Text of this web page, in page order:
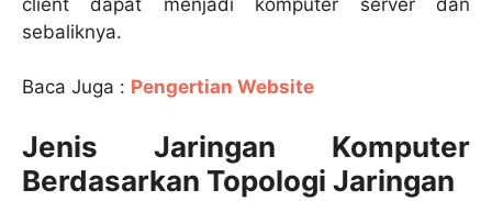
sebaliknya.
Baca Juga : Pengertian Website
Jenis Jaringan Komputer
Berdasarkan Topologi Jaringan